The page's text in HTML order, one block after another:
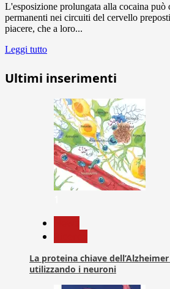
L'esposizione prolungata alla cocaina può
permanenti nei circuiti del cervello
piacere, che a loro...
Leggi tutto
Ultimi inserimenti
La proteina chiave
utilizzando i neuroni